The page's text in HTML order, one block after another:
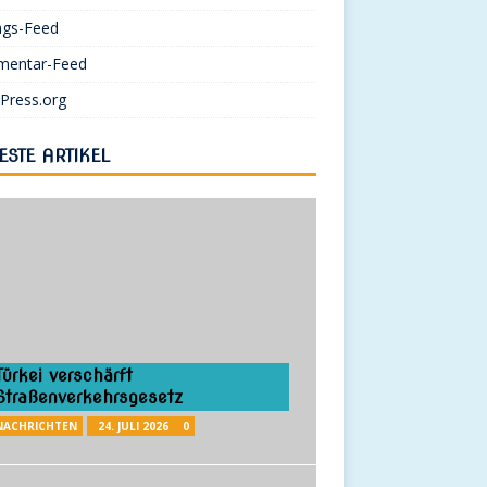
Feed
Feed
ARTIKEL
verschärft
24. JULI 2026 0